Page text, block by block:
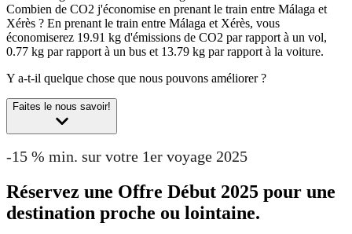
Combien de CO2 j'économise en prenant le train entre Málaga et
Xérès ? En prenant le train entre Málaga et Xérès, vous
économiserez 19.91 kg d'émissions de CO2 par rapport à un vol,
0.77 kg par rapport à un bus et 13.79 kg par rapport à la voiture.
Y a-t-il quelque chose que nous pouvons améliorer ?
Faites le nous savoir!
-15 % min. sur votre 1er voyage 2025
Réservez une Offre Début 2025 pour une
destination proche ou lointaine.